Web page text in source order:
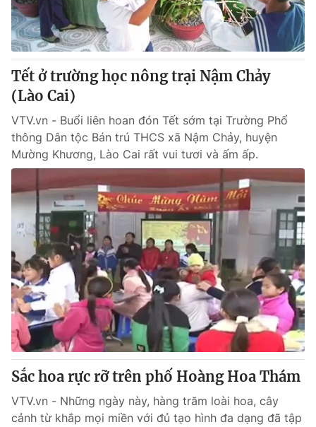
Tết ở trường học nông trại Nậm Chảy
(Lào Cai)
VTV.vn - Buổi liên hoan đón Tết sớm tại Trường Phổ
thông Dân tộc Bán trú THCS xã Nậm Chảy, huyện
Mường Khương, Lào Cai rất vui tươi và ấm ấp.
Sắc hoa rực rỡ trên phố Hoàng Hoa Thám
VTV.vn - Những ngày này, hàng trăm loài hoa, cây
cảnh từ khắp mọi miền với đủ tạo hình đa dạng đã tập